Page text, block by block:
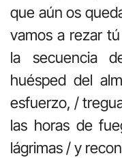
que aún os
vamos a rezar
la secuencia
huésped del
esfuerzo, /
las horas de
lágrimas / y